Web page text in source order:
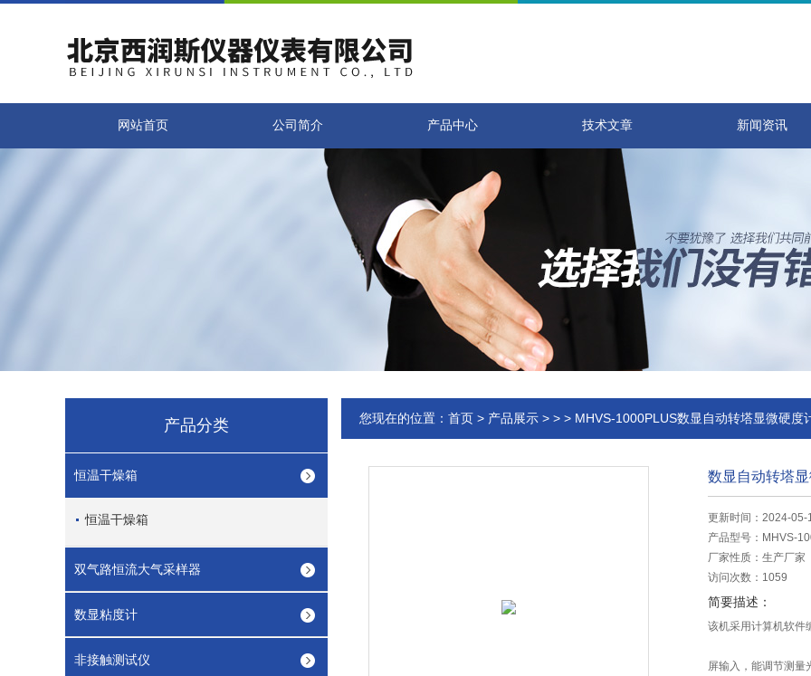
网站首页 公司简介 产品中心 技术文章 新闻资讯
产品分类
恒温干燥箱
恒温干燥箱
双气路恒流大气采样器
数显粘度计
非接触测试仪
您现在的位置： 首页 > 产品展示 > > > MHVS-1000PLUS数显自动转塔显微硬度
数显自动转塔
更新时间：2024-05-
产品型号： MHVS-
厂家性质： 生产厂家
访问次数： 1059
简要描述：
该机采用计算机软件
屏输入，能调节测量